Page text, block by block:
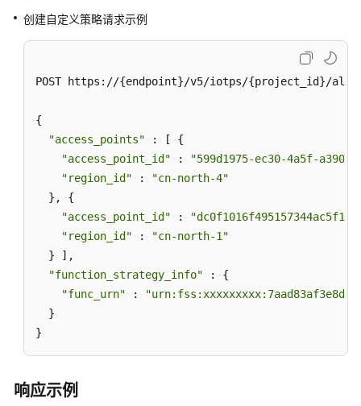
创建自定义策略请求示例
POST https://{endpoint}/v5/iotps/{project_id}/
{
"access_points" : [ {
"access_point_id" :
"599d1975-ec30-4a5f-a390-
"region_id" :
"cn-north-4"
  }, {
"access_point_id" :
"region_id" :
"cn-north-1"
  } ],
"function_strategy_info" : {
"func_urn" :
  }
}
响应示例